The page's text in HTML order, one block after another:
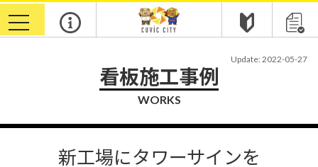
toggle
navigation
Update: 2022-05-27
看板施工事例
WORKS
新工場にタワーサインを